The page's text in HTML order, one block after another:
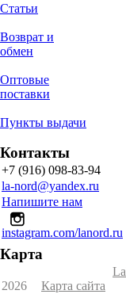
Статьи
Возврат и
обмен
Оптовые
поставки
Пункты выдачи
Контакты
+7 (916) 098-83-94
la-nord@yandex.ru
Напишите нам
instagram.com/lanord.ru
Карта
2026
Карта сайта